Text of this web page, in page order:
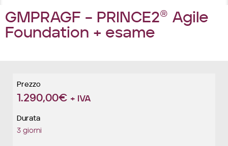
GMPRAGF – PRINCE2® Agile
Foundation + esame
Prezzo
1.290,00€ + IVA
Durata
3 giorni